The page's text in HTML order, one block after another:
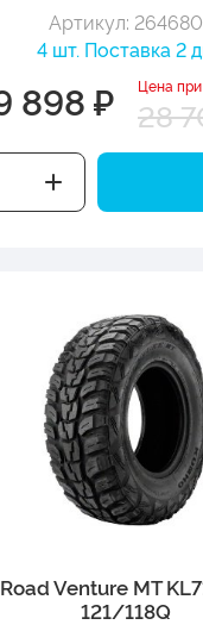
Артикул: 264680
4 шт. Поставка 2
898 ₽ Цена
28
Venture MT
121/118Q